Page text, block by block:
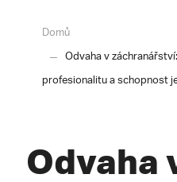
Domů
Odvaha v
profesionalitu a schopnost
Odvaha